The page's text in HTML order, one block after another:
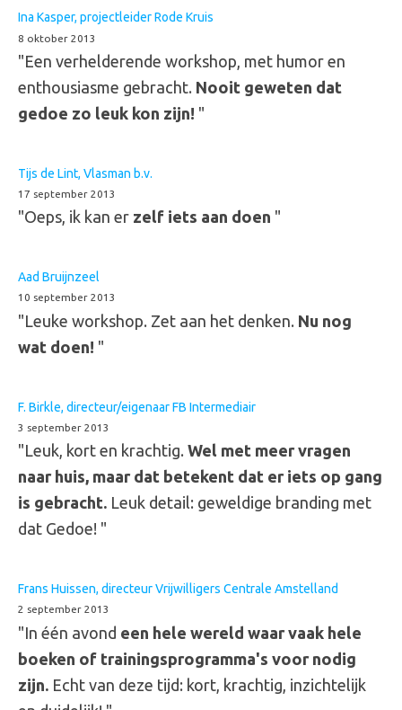
Ina Kasper, projectleider Rode Kruis
8 oktober 2013
"Een verhelderende workshop, met humor en
enthousiasme gebracht. Nooit geweten dat
gedoe zo leuk kon zijn! "
Tijs de Lint, Vlasman b.v.
17 september 2013
"Oeps, ik kan er zelf iets aan doen "
Aad Bruijnzeel
10 september 2013
"Leuke workshop. Zet aan het denken. Nu nog
wat doen! "
F. Birkle, directeur/eigenaar FB Intermediair
3 september 2013
"Leuk, kort en krachtig.Wel met meer vragen
naar huis, maar dat betekent dat er iets op gang
is gebracht. Leuk detail: geweldige branding met
dat Gedoe! "
Frans Huissen, directeur Vrijwilligers Centrale Amstelland
2 september 2013
"In één avond een hele wereld waar vaak hele
boeken of trainingsprogramma's voor nodig
zijn. Echt van deze tijd: kort, krachtig, inzichtelijk